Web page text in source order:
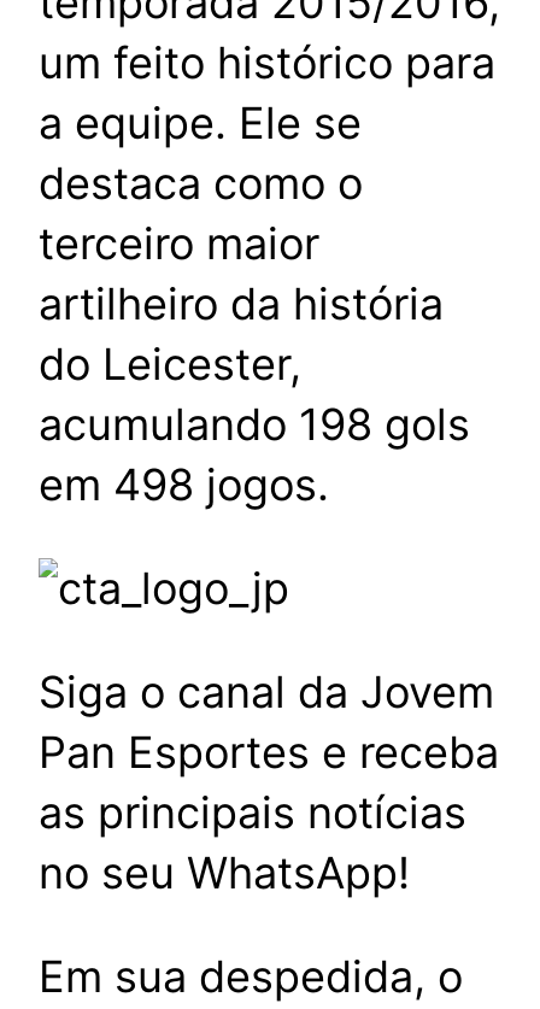
um feito histórico para
a equipe. Ele se
destaca como o
terceiro maior
artilheiro da história
do Leicester,
acumulando 198 gols
em 498 jogos.
Siga o canal da Jovem
Pan Esportes e receba
as principais notícias
no seu WhatsApp!
Em sua despedida, o